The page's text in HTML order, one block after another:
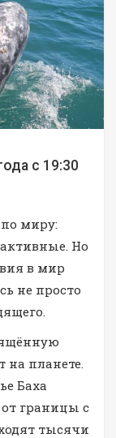
с 19:30
миру:
Но
в мир
не просто
планете.
Баха
границы с
тысячи